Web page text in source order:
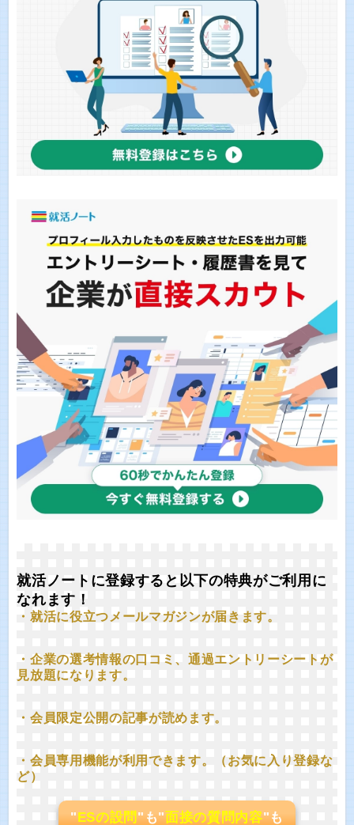
就活ノートに登録すると以下の特典がご利用に
なれます！
・就活に役立つメールマガジンが届きます。
・企業の選考情報の口コミ、通過エントリーシートが
見放題になります。
・会員限定公開の記事が読めます。
・会員専用機能が利用できます。（お気に入り登録な
ど）
"ESの設問"も"面接の質問内容"も